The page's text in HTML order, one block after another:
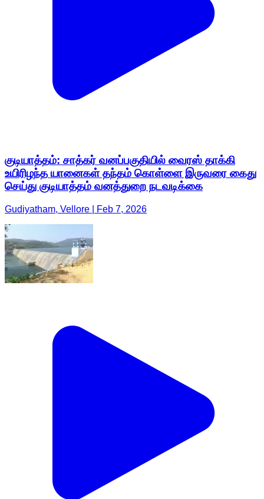
குடியாத்தம்: சாத்கர் வனப்பகுதியில் வைரஸ் தாக்கி
உயிரிழந்த யானைகள் தந்தம் கொள்ளை இருவரை கைது
செய்து குடியாத்தம் வனத்துறை நடவடிக்கை
Gudiyatham, Vellore | Feb 7, 2026